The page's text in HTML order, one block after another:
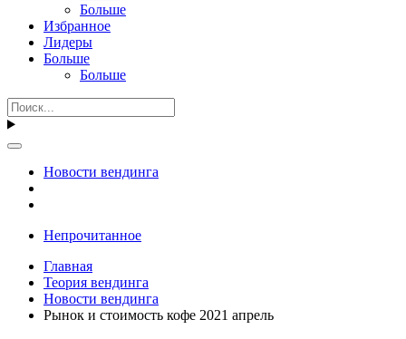
Больше
Избранное
Лидеры
Больше
Больше
Новости вендинга
Непрочитанное
Главная
Теория вендинга
Новости вендинга
Рынок и стоимость кофе 2021 апрель